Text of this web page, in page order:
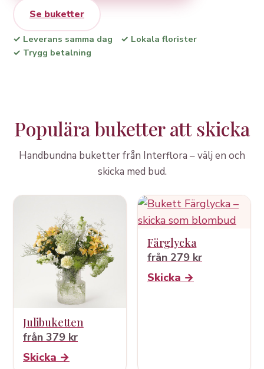
Se buketter
✓ Leverans samma dag
✓ Lokala florister
✓ Trygg betalning
Populära buketter att skicka
Handbundna buketter från Interflora – välj en och
skicka med bud.
Julibuketten
från 379 kr
Skicka →
Färglycka
från 279 kr
Skicka →